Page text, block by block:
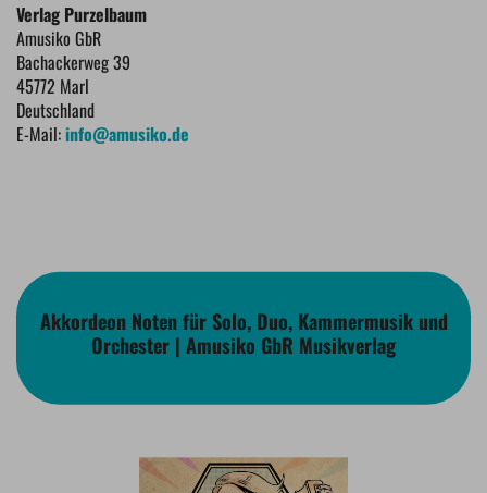
Verlag Purzelbaum
Amusiko GbR
Bachackerweg 39
45772 Marl
Deutschland
E-Mail:info@amusiko.de
Akkordeon Noten für Solo, Duo, Kammermusik und
Orchester | Amusiko GbR Musikverlag